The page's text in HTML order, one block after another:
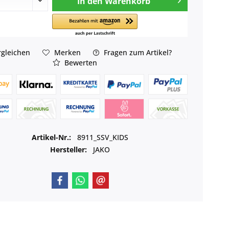
Merken
Fragen zum Artikel?
Bewerten
Artikel-Nr.:
8911_SSV_KIDS
Hersteller:
JAKO